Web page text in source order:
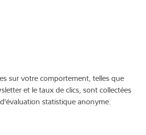
sur votre comportement, telles que
et le taux de clics, sont collectées
statistique anonyme.